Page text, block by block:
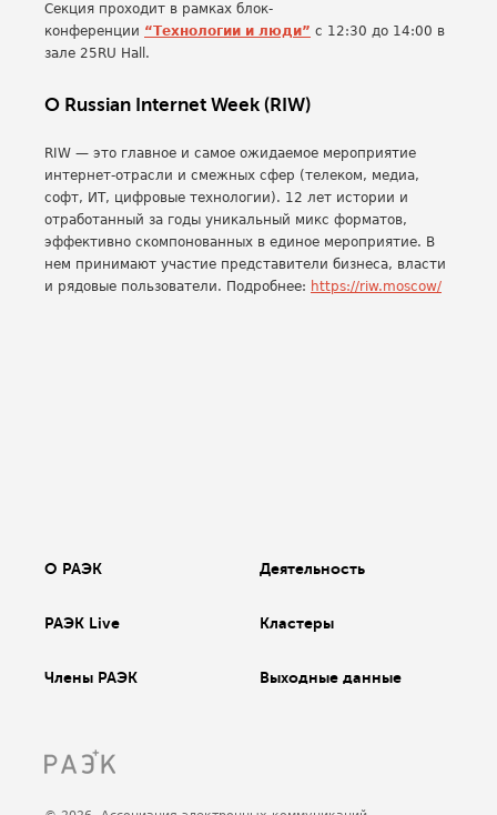
Секция проходит в рамках блок-
конференции “Технологии и люди” с 12:30 до 14:00 в
зале 25RU Hall.
О Russian Internet Week (RIW)
RIW — это главное и самое ожидаемое мероприятие
интернет-отрасли и смежных сфер (телеком, медиа,
софт, ИТ, цифровые технологии). 12 лет истории и
отработанный за годы уникальный микс форматов,
эффективно скомпонованных в единое мероприятие. В
нем принимают участие представители бизнеса, власти
и рядовые пользователи. Подробнее: https://riw.moscow/
О РАЭК Деятельность
РАЭК Live Кластеры
Члены РАЭК Выходные данные